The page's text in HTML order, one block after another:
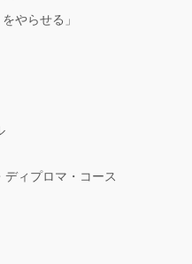
やらせる」
ィプロマ・コース